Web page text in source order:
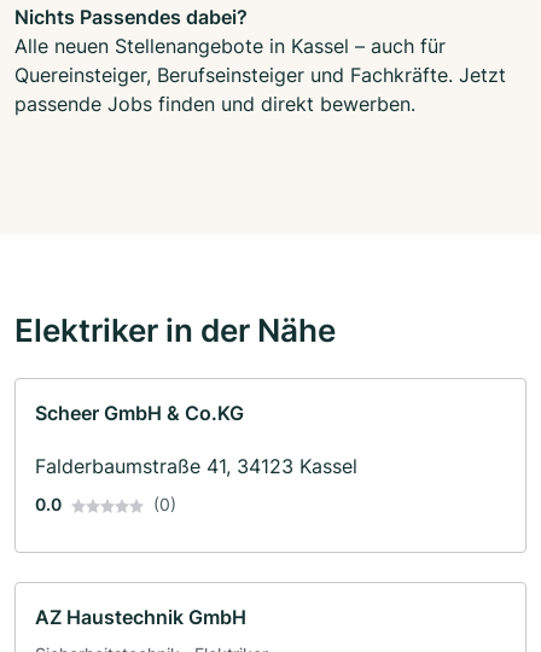
Nichts Passendes dabei?
Alle neuen Stellenangebote in Kassel – auch für
Quereinsteiger, Berufseinsteiger und Fachkräfte. Jetzt
passende Jobs finden und direkt bewerben.
Elektriker in der Nähe
Scheer GmbH & Co.KG
Falderbaumstraße 41, 34123 Kassel
0.0 (0)
AZ Haustechnik GmbH